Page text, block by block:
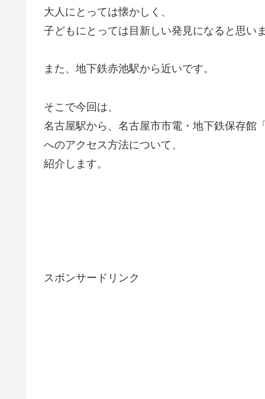
大人にとっては懐かしく、
子どもにとっては目新しい発見になると思い
また、地下鉄赤池駅から近いです。
そこで今回は、
名古屋駅から、名古屋市市電・地下鉄保存館
へのアクセス方法について、
紹介します。
スポンサードリンク